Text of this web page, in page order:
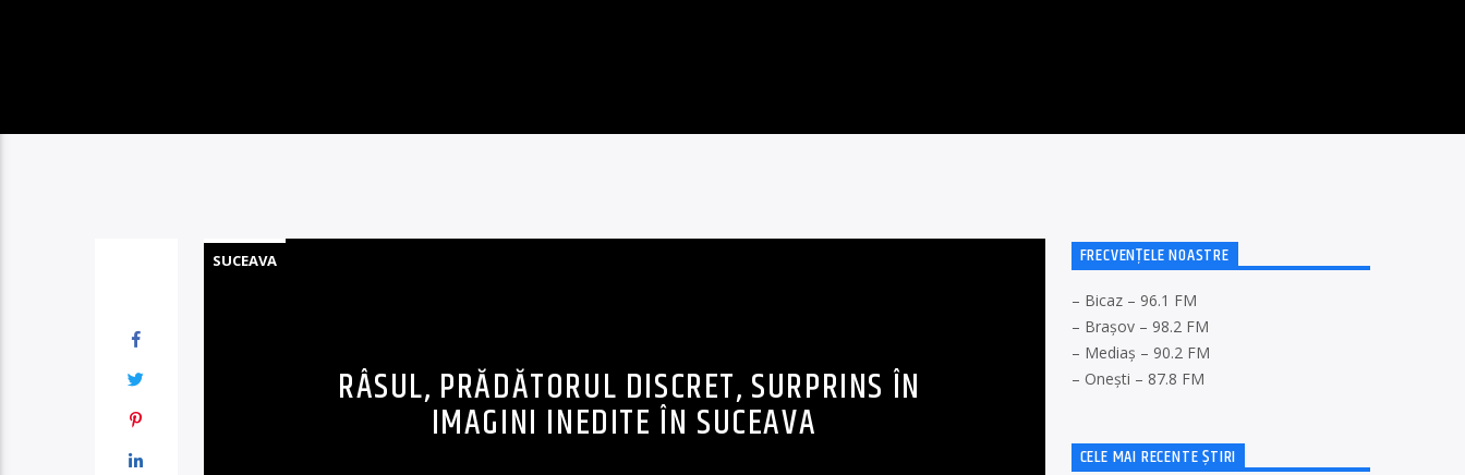
SUCEAVA
RÂSUL, PRĂDĂTORUL DISCRET, SURPRINS ÎN
IMAGINI INEDITE ÎN SUCEAVA
FRECVENȚELE NOASTRE
– Bicaz – 96.1 FM
– Brașov – 98.2 FM
– Mediaș – 90.2 FM
– Onești – 87.8 FM
CELE MAI RECENTE ȘTIRI